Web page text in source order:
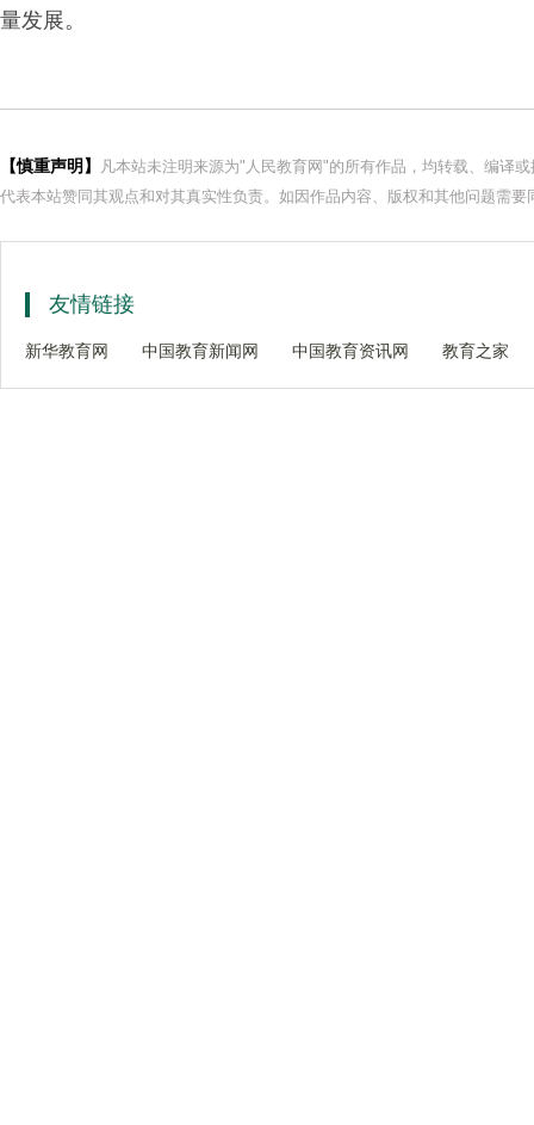
量发展。
【慎重声明】
凡本站未注明来源为"人民教育网"的所有作品，均转载、编译
代表本站赞同其观点和对其真实性负责。如因作品内容、版权和其他问题需
友情链接
新华教育网 中国教育新闻网 中国教育资讯网 教育之家